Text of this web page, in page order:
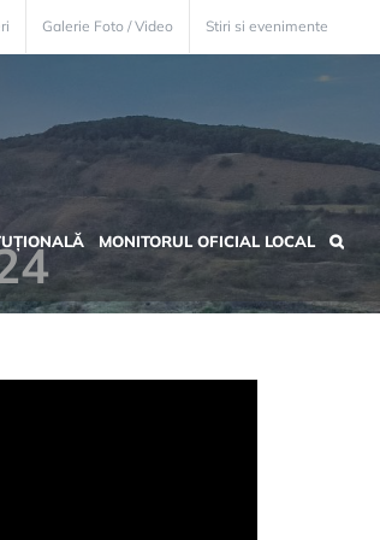
Galerie Foto / Video Stiri si evenimente
MONITORUL OFICIAL LOCAL